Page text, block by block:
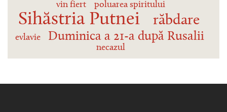
vin fiert poluarea spiritului
Sihăstria Putnei răbdare
evlavie Duminica a 21-a după Rusalii
necazul